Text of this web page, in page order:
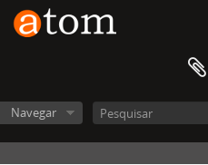
Navegar